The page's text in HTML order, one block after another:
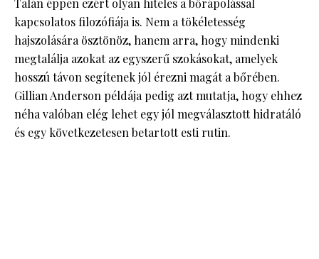
Talán éppen ezért olyan hiteles a bőrápolással
kapcsolatos filozófiája is. Nem a tökéletesség
hajszolására ösztönöz, hanem arra, hogy mindenki
megtalálja azokat az egyszerű szokásokat, amelyek
hosszú távon segítenek jól érezni magát a bőrében.
Gillian Anderson példája pedig azt mutatja, hogy ehhez
néha valóban elég lehet egy jól megválasztott hidratáló
és egy következetesen betartott esti rutin.